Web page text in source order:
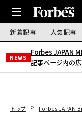
新着記事 人気記事
NEWS
Forbes JAPAN
記事ページ内の
トップ Forbes JAPAN